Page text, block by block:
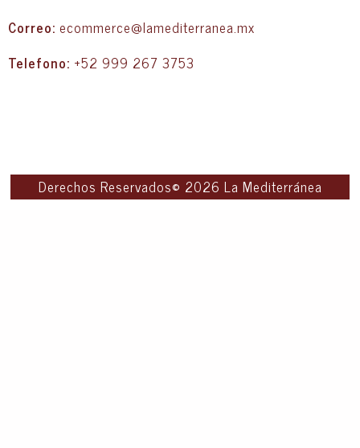
Correo: ecommerce@lamediterranea.mx
Telefono: +52 999 267 3753
Derechos Reservados© 2026 La Mediterránea